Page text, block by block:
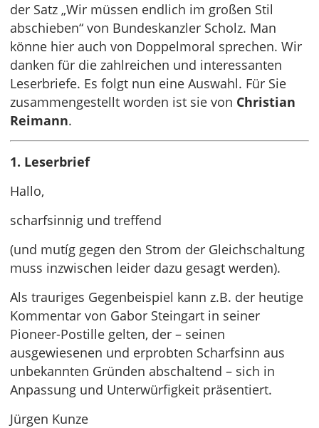
der Satz „Wir müssen endlich im großen Stil
abschieben“ von Bundeskanzler Scholz. Man
könne hier auch von Doppelmoral sprechen. Wir
danken für die zahlreichen und interessanten
Leserbriefe. Es folgt nun eine Auswahl. Für Sie
zusammengestellt worden ist sie von Christian
Reimann.
1. Leserbrief
Hallo,
scharfsinnig und treffend
(und mutíg gegen den Strom der Gleichschaltung
muss inzwischen leider dazu gesagt werden).
Als trauriges Gegenbeispiel kann z.B. der heutige
Kommentar von Gabor Steingart in seiner
Pioneer-Postille gelten, der – seinen
ausgewiesenen und erprobten Scharfsinn aus
unbekannten Gründen abschaltend – sich in
Anpassung und Unterwürfigkeit präsentiert.
Jürgen Kunze